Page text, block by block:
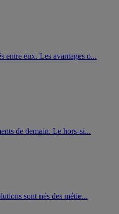
entre eux. Les avantages o...
de demain. Le hors-si...
sont nés des métie...